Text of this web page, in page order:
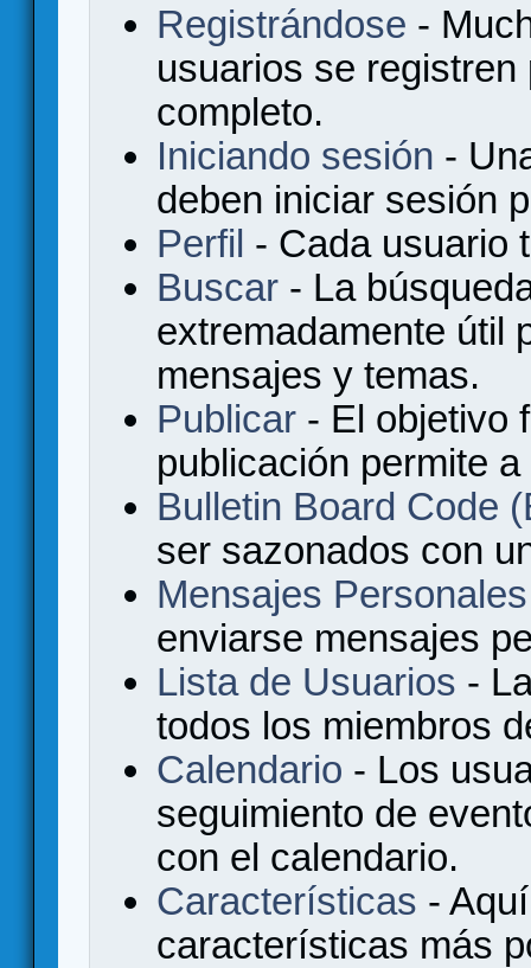
Registrándose -
usuarios se
completo.
Iniciando sesión -
deben iniciar sesión
Perfil - Cada usuario
Buscar - La
extremadamente útil
mensajes y temas.
Publicar - El objetivo
publicación permite
Bulletin Board Code
ser sazonados con
Mensajes Personales
enviarse mensajes
Lista de Usuarios -
todos los miembros
Calendario - Los
seguimiento de
con el calendario.
Características -
características más